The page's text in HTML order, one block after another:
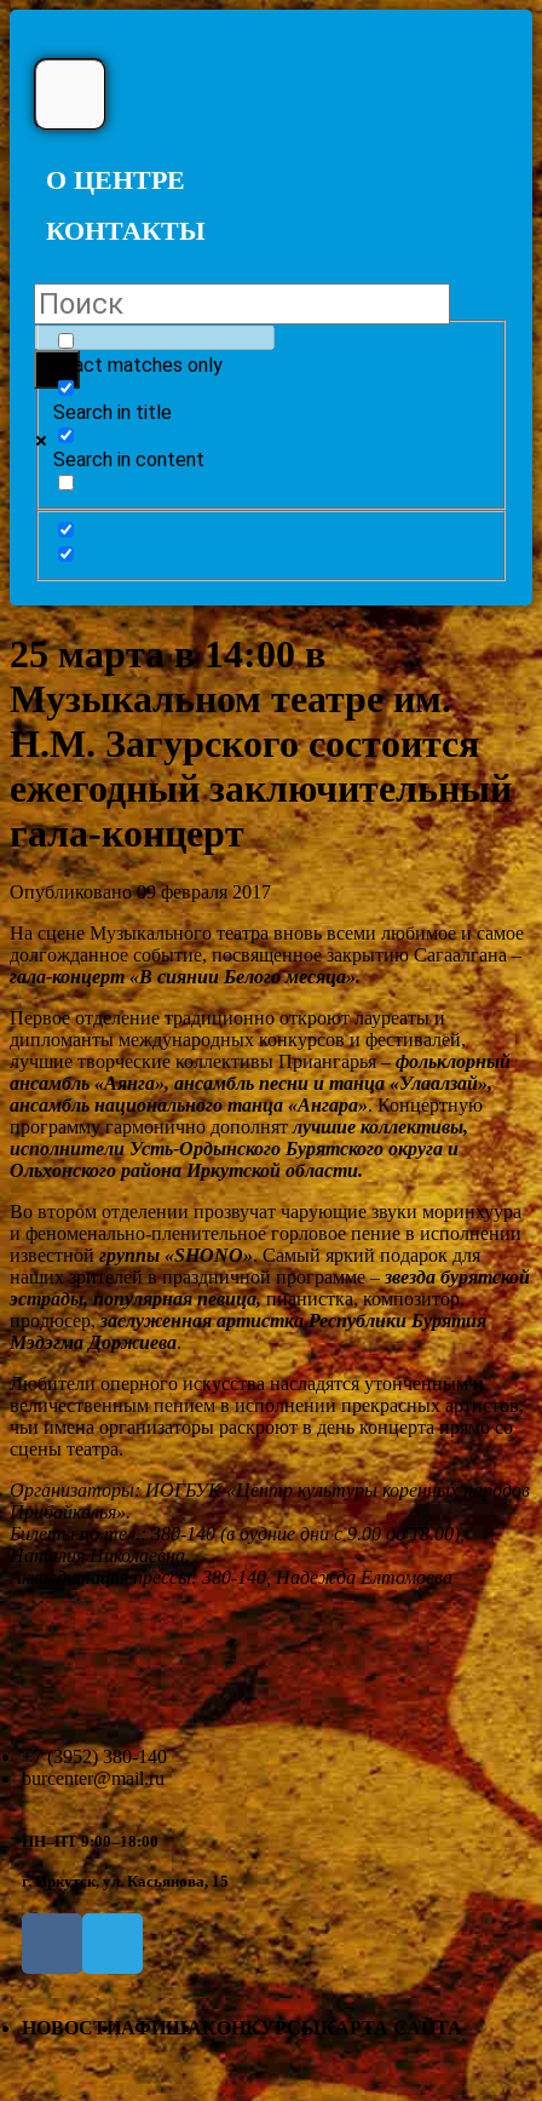
О ЦЕНТРЕ
КОНТАКТЫ
Exact matches only
Search in title
Search in content
25 марта в 14:00 в
Музыкальном театре им.
Н.М. Загурского состоится
ежегодный заключительный
гала-концерт
Опубликовано 09 февраля 2017
На сцене Музыкального театра вновь всеми любимое и самое
долгожданное событие, посвященное закрытию Сагаалгана –
гала-концерт «В сиянии Белого месяца».
Первое отделение традиционно откроют лауреаты и
дипломанты международных конкурсов и фестивалей,
лучшие творческие коллективы Приангарья –фольклорный
ансамбль «Аянга», ансамбль песни и танца «Улаалзай»,
ансамбль национального танца «Ангара». Концертную
программу гармонично дополнятлучшие коллективы,
исполнители Усть-Ордынского Бурятского округа и
Ольхонского района Иркутской области.
Во втором отделении прозвучат чарующие звуки моринхуура
и феноменально-пленительное горловое пение в исполнении
известнойгруппы «SHONO». Самый яркий подарок для
наших зрителей в праздничной программе –звезда бурятской
эстрады, популярная певица,пианистка, композитор,
продюсер,заслуженная артистка Республики Бурятия
Мэдэгма Доржиева.
Любители оперного искусства насладятся утонченным и
величественным пением в исполнении прекрасных артистов,
чьи имена организаторы раскроют в день концерта прямо со
сцены театра.
Организаторы: ИОГБУК «Центр культуры коренных народов
Прибайкалья».
Билеты по тел.: 380-140 (в будние дни с 9.00 до 18.00),
Наталия Николаевна.
Аккредитация прессы: 380-140, Надежда Елтомоева
+7 (3952) 380-140
burcenter@mail.ru
ПН–ПТ 9:00–18:00
г. Иркутск, ул. Касьянова, 15
НОВОСТИАФИШАКОНКУРСЫКАРТА САЙТА